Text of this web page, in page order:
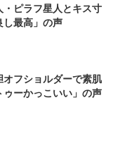
・ピラフ星人とキス寸
最高」の声
オフショルダーで素肌
ーかっこいい」の声